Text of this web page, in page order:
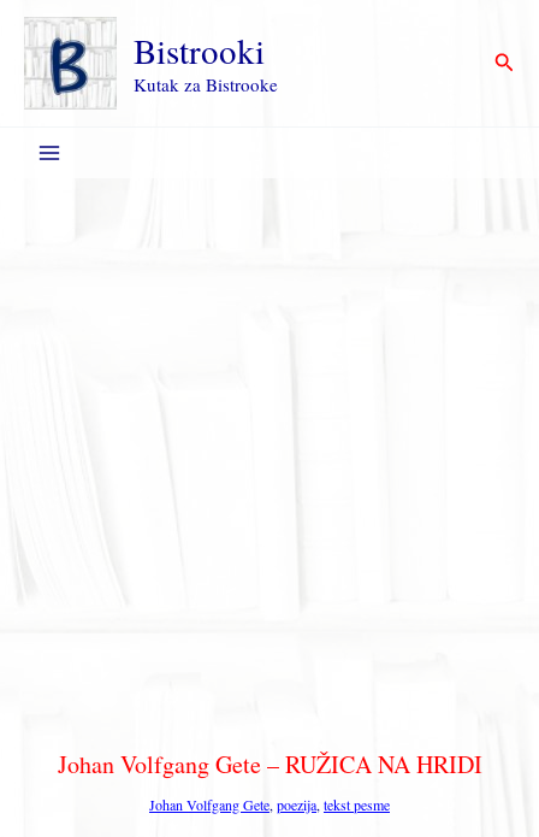
Пређи
садржај
Bistrooki
Kutak za Bistrooke
Johan Volfgang Gete – RUŽICA NA HRIDI
Johan Volfgang Gete, poezija, tekst pesme